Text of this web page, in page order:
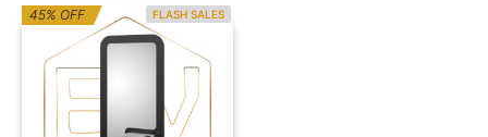
FLASH SALES
45% OFFO
preço
original
era:
886,40€.
O
preço
atual
é:
487,52€.